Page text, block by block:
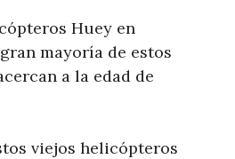
Huey en
mayoría de estos
a la edad de
viejos helicópteros